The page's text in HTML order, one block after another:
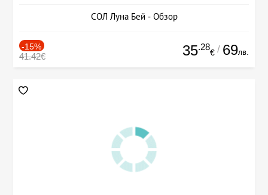
СОЛ Луна Бей - Обзор
-15%
41.42€ 35.28
€ / 69лв.